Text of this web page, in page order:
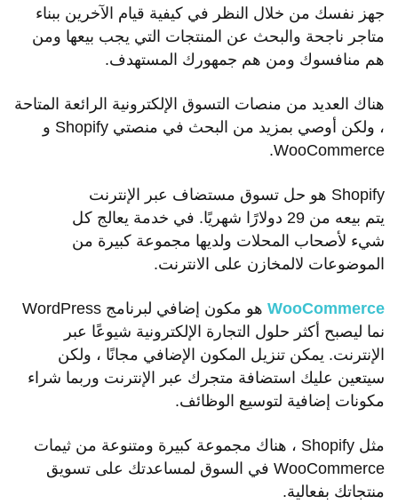
جهز نفسك من خلال النظر في كيفية قيام الآخرين ببناء
متاجر ناجحة والبحث عن المنتجات التي يجب بيعها ومن
هم منافسوك ومن هم جمهورك المستهدف.
هناك العديد من منصات التسوق الإلكترونية الرائعة المتاحة
، ولكن أوصي بمزيد من البحث في منصتي Shopify و
WooCommerce.
Shopify هو حل تسوق مستضاف عبر الإنترنت
يتم بيعه من 29 دولارًا شهريًا. في خدمة يعالج كل
شيء لأصحاب المحلات ولديها مجموعة كبيرة من
الموضوعات لالمخازن على الانترنت.
WooCommerce
هو مكون إضافي لبرنامج WordPress
نما ليصبح أكثر حلول التجارة الإلكترونية شيوعًا عبر
الإنترنت. يمكن تنزيل المكون الإضافي مجانًا ، ولكن
سيتعين عليك استضافة متجرك عبر الإنترنت وربما شراء
مكونات إضافية لتوسيع الوظائف.
مثل Shopify ، هناك مجموعة كبيرة ومتنوعة من ثيمات
WooCommerce في السوق لمساعدتك على تسويق
منتجاتك بفعالية.